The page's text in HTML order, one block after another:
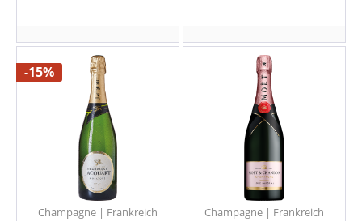
-15%
Champagne | Frankreich Champagne | Frankreich